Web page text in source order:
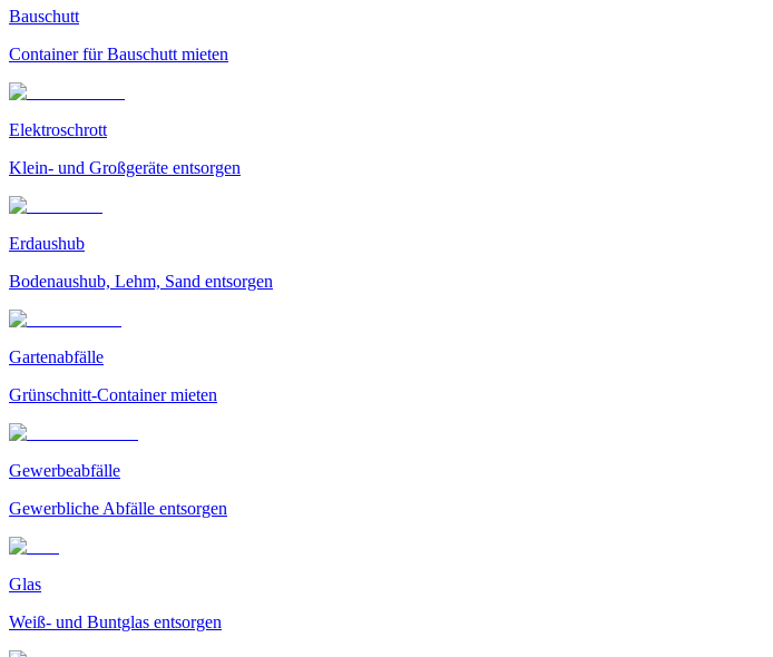
Bauschutt
Container für Bauschutt mieten
Elektroschrott
Klein- und Großgeräte entsorgen
Erdaushub
Bodenaushub, Lehm, Sand entsorgen
Gartenabfälle
Grünschnitt-Container mieten
Gewerbeabfälle
Gewerbliche Abfälle entsorgen
Glas
Weiß- und Buntglas entsorgen